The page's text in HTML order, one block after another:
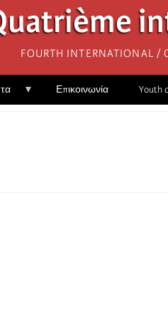
Fourth International /
Επικοινωνία Youth